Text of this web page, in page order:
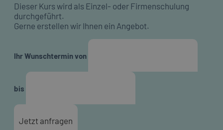
Dieser Kurs wird als Einzel- oder Firmenschulung
durchgeführt.
Gerne erstellen wir Ihnen ein Angebot.
Ihr Wunschtermin von
bis
Jetzt anfragen